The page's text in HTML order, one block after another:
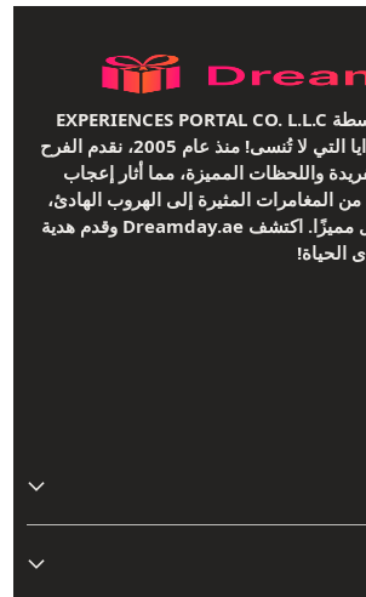
Dreamdays.ae، بواسطة EXPERIENCES PORTAL CO. L.L.C
— وجهتك لتجارب الهدايا التي لا تُنسى! منذ عام 2005، نقدم الفرح
واللحظات المميزة، مما أثار إعجاب
من المغامرات المثيرة إلى الهروب الهادئ،
تجاربنا تجعل كل احتفال مميزًا. اكتشف Dreamday.ae وقدم هدية
الحياة!